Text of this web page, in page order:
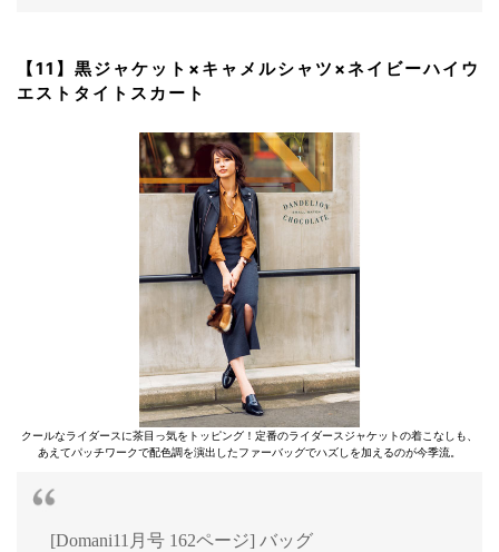
【11】黒ジャケット×キャメルシャツ×ネイビーハイウ
エストタイトスカート
クールなライダースに茶目っ気をトッピング！定番のライダースジャケットの着こなしも、
あえてパッチワークで配色調を演出したファーバッグでハズしを加えるのが今季流。
[Domani11月号 162ページ] バッグ